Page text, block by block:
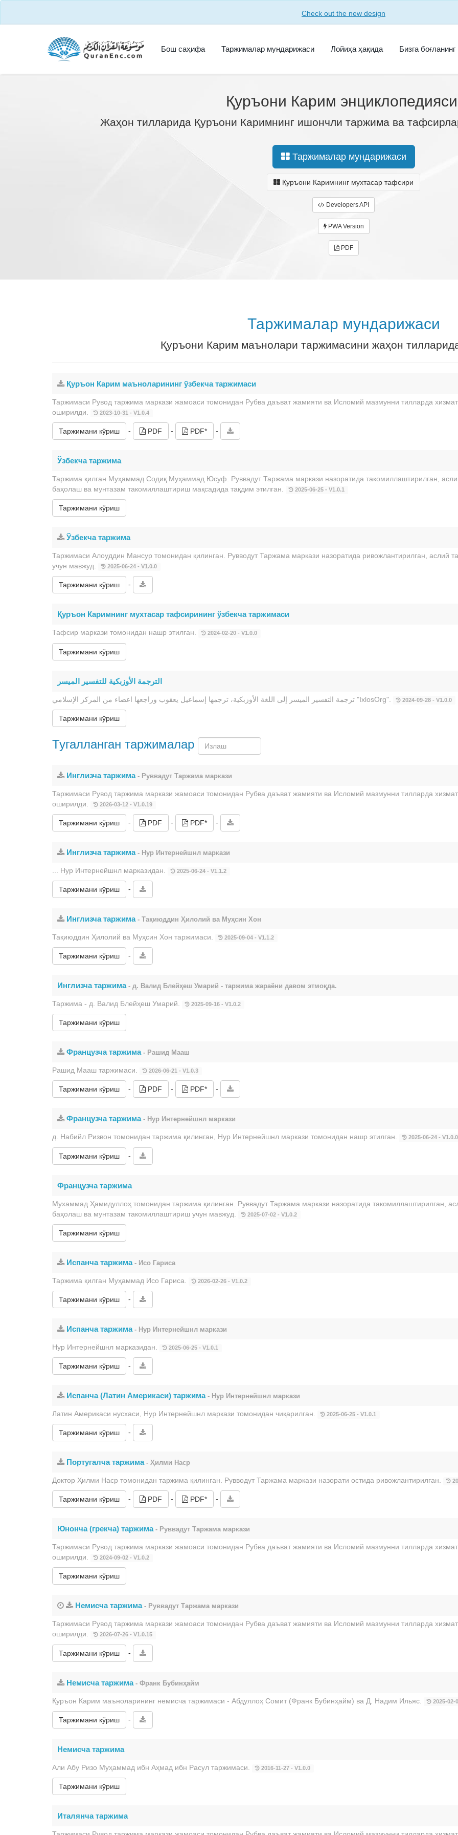
Check out the new design
Бош саҳифа Таржималар мундарижаси Лойиҳа ҳақида Бизга боғланинг
Қуръони Карим
Жаҳон тилларида Қуръони Каримнинг ишончли таржима ва
Таржималар мундарижаси
Қуръони Каримнинг мухтасар тафсири
Developers API
PWA Version
PDF
Таржималар мундарижаси
Қуръони Карим маънолари таржимасини жаҳон
Қуръон Карим маъноларининг ўзбекча таржимаси
Таржимаси Рувод таржима маркази жамоаси томонидан Рубва даъват жамияти ва Исломий мазмунни тилларда
оширилди.
2023-10-31 - V1.0.4
Таржимани кўриш - PDF - PDF* -
Ўзбекча таржима
Таржима қилган Муҳаммад Содиқ Муҳаммад Юсуф. Руввадут Таржама маркази назоратида такомиллаштирилган,
баҳолаш ва мунтазам такомиллаштириш мақсадида тақдим этилган.
2025-06-25 - V1.0.1
Таржимани кўриш
Ўзбекча таржима
Таржимаси Алоуддин Мансур томонидан қилинган. Рувводут Таржама маркази назоратида ривожлантирилган,
учун мавжуд.
2025-06-24 - V1.0.0
Таржимани кўриш -
Қуръон Каримнинг мухтасар тафсирининг ўзбекча таржимаси
Тафсир маркази томонидан нашр этилган. 2024-02-20 - V1.0.0
Таржимани кўриш
الترجمة الأوزبكية للتفسير الميسر
ترجمة التفسير الميسر إلى اللغة الأوزبكية، ترجمها إسماعيل يعقوب وراجعها اعضاء من المركز الإسلامي "IxlosOrg". 2024-09-28 - V1.0.0
Таржимани кўриш
Тугалланган таржималар
Инглизча таржима- Руввадут Таржама маркази
Таржимаси Рувод таржима маркази жамоаси томонидан Рубва даъват жамияти ва Исломий мазмунни тилларда
оширилди.
2026-03-12 - V1.0.19
Таржимани кўриш - PDF - PDF* -
Инглизча таржима- Нур Интернейшнл маркази
... Нур Интернейшнл марказидан. 2025-06-24 - V1.1.2
Таржимани кўриш -
Инглизча таржима- Тақиюддин Ҳилолий ва Муҳсин Хон
Тақиюддин Ҳилолий ва Муҳсин Хон таржимаси. 2025-09-04 - V1.1.2
Таржимани кўриш -
Инглизча таржима- д. Валид Блейҳеш Умарий - таржима жараёни давом этмоқда.
Таржима - д. Валид Блейҳеш Умарий. 2025-09-16 - V1.0.2
Таржимани кўриш
Французча таржима- Рашид Мааш
Рашид Мааш таржимаси. 2026-06-21 - V1.0.3
Таржимани кўриш - PDF - PDF* -
Французча таржима- Нур Интернейшнл маркази
д. Набийл Ризвон томонидан таржима қилинган, Нур Интернейшнл маркази томонидан нашр этилган. 2025-06-24 - V1.0.0
Таржимани кўриш -
Французча таржима
Мухаммад Ҳамидуллоҳ томонидан таржима қилинган. Руввадут Таржама маркази назоратида такомиллаштирилган,
баҳолаш ва мунтазам такомиллаштириш учун мавжуд.
2025-07-02 - V1.0.2
Таржимани кўриш
Испанча таржима- Исо Гариса
Таржима қилган Муҳаммад Исо Гариса. 2026-02-26 - V1.0.2
Таржимани кўриш -
Испанча таржима- Нур Интернейшнл маркази
Нур Интернейшнл марказидан. 2025-06-25 - V1.0.1
Таржимани кўриш -
Испанча (Латин Америкаси) таржима- Нур Интернейшнл маркази
Латин Америкаси нусхаси, Нур Интернейшнл маркази томонидан чиқарилган. 2025-06-25 - V1.0.1
Таржимани кўриш -
Португалча таржима- Ҳилми Наср
Доктор Ҳилми Наср томонидан таржима қилинган. Рувводут Таржама маркази назорати остида ривожлантирилган.
Таржимани кўриш - PDF - PDF* -
Юнонча (грекча) таржима- Руввадут Таржама маркази
Таржимаси Рувод таржима маркази жамоаси томонидан Рубва даъват жамияти ва Исломий мазмунни тилларда
оширилди.
2024-09-02 - V1.0.2
Таржимани кўриш
Немисча таржима- Руввадут Таржама маркази
Таржимаси Рувод таржима маркази жамоаси томонидан Рубва даъват жамияти ва Исломий мазмунни тилларда
оширилди.
2026-07-26 - V1.0.15
Таржимани кўриш -
Немисча таржима- Франк Бубинҳайм
Қуръон Карим маъноларининг немисча таржимаси - Абдуллоҳ Сомит (Франк Бубинҳайм) ва Д. Надим Ильяс. 2025-02-
Таржимани кўриш -
Немисча таржима
Али Абу Ризо Муҳаммад ибн Аҳмад ибн Расул таржимаси. 2016-11-27 - V1.0.0
Таржимани кўриш
Италянча таржима